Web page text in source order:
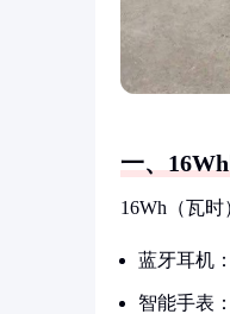
一、
16Wh（瓦
蓝牙耳机
智能手表